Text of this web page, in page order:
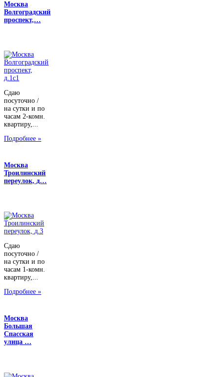
Москва
Волгоградский
проспект,…
Сдаю
посуточно /
на сутки и по
часам 2-комн.
квартиру,...
Подробнее »
Москва
Троилинский
переулок, д…
Сдаю
посуточно /
на сутки и по
часам 1-комн.
квартиру,...
Подробнее »
Москва
Большая
Спасская
улица …